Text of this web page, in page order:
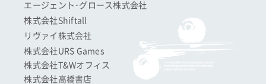
エージェント･グロース株式会社
株式会社Shiftall
リヴァイ株式会社
株式会社URS Games
株式会社T&Wオフィス
株式会社高橋書店